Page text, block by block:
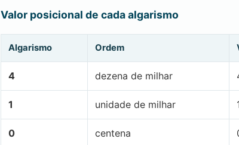
Valor posicional de cada algarismo
Algarismo Ordem
4 dezena de milhar
1 unidade de milhar
0 centena